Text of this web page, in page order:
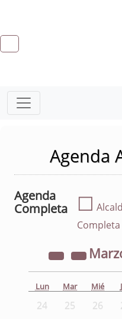
Agenda
Agenda
Completa
☐
Completa
Lun Mar Mié
24 25 26